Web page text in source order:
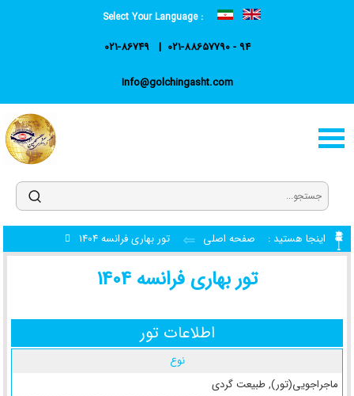
Select Your Language :
021-88657790 - 94
021-86749
Info@golchingasht.com
اینجا هستید : صفحه اصلی تور بهاری فرانسه 1404
تور بهاری فرانسه 1404
اطلاعات تور
نوع
ماجراجویی(تور), طبیعت گردی